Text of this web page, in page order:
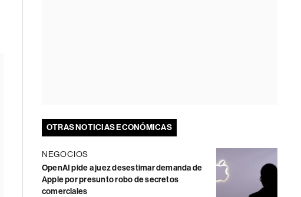
OTRAS NOTICIAS ECONÓMICAS
NEGOCIOS
OpenAI pide a juez desestimar demanda de
Apple por presunto robo de secretos
comerciales